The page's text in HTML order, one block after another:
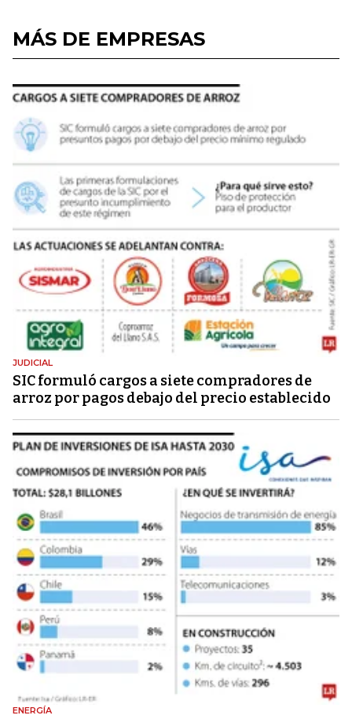
MÁS DE EMPRESAS
JUDICIAL
SIC formuló cargos a siete compradores de
arroz por pagos debajo del precio establecido
ENERGÍA